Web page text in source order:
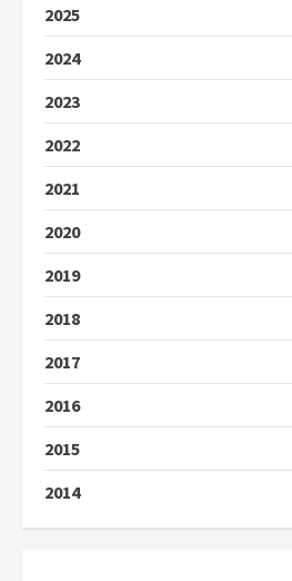
2025
2024
2023
2022
2021
2020
2019
2018
2017
2016
2015
2014